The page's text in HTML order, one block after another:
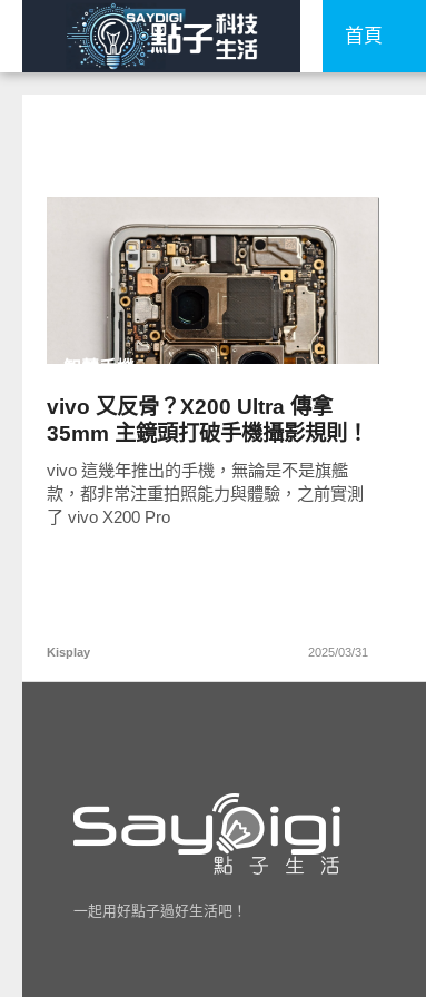
首頁
READ
MORE
智慧手機
vivo 又反骨？X200 Ultra 傳拿
35mm 主鏡頭打破手機攝影規則！
vivo 這幾年推出的手機，無論是不是旗艦
款，都非常注重拍照能力與體驗，之前實測
了 vivo X200 Pro
Kisplay 2025/03/31
一起用好點子過好生活吧！